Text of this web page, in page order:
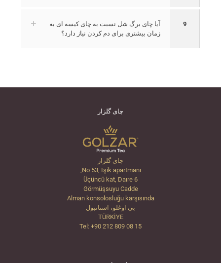
9
آیا چای برگ شل نسبت به چای کیسه ای به
زمان بیشتری برای دم کردن نیاز دارد؟
چای گلزار
چای گلزار
No 53, Işik apartmanı,
Üçüncü kat, Daıre 6
Görmüşsuyu Cadde
Alman konsolosluğu karşısında
بی اوغلو، استانبول
TÜRKİYE
Tel: +90 212 809 08 15